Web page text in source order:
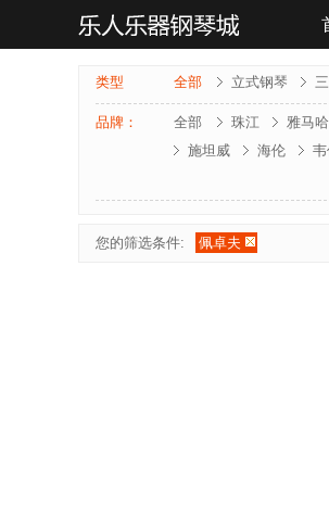
类型 全部 立式钢琴
品牌： 全部 珠江 雅马哈
施坦威
海伦 韦
您的筛选条件: 佩卓夫